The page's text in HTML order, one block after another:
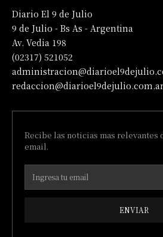
Diario El 9 de Julio
9 de Julio - Bs As - Argentina
Av. Vedia 198
(02317) 521052
Recibe las noticias mas relevantes
email.
ENVIAR